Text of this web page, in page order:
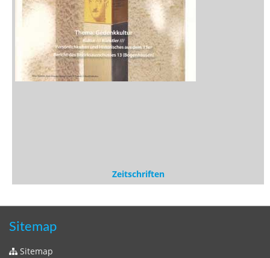
Zeitschriften
Sitemap
Sitemap